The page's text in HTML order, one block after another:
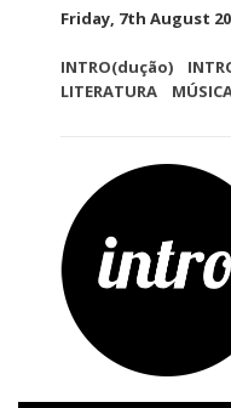
Friday, 7th August
INTRO(dução)
LITERATURA